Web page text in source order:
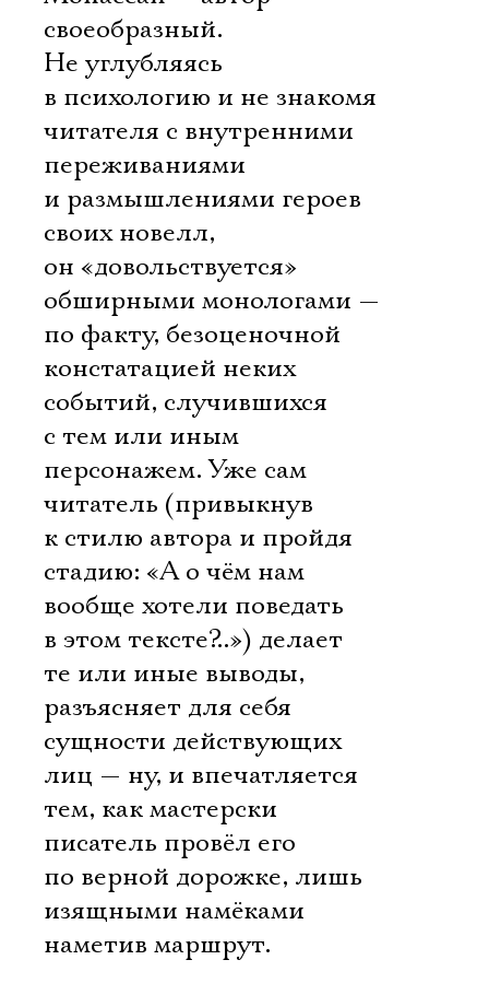
своеобразный.
Не углубляясь
в психологию и не знакомя
читателя с внутренними
переживаниями
и размышлениями героев
своих новелл,
он «довольствуется»
обширными монологами —
по факту, безоценочной
констатацией неких
событий, случившихся
с тем или иным
персонажем. Уже сам
читатель (привыкнув
к стилю автора и пройдя
стадию: «А о чём нам
вообще хотели поведать
в этом тексте?..») делает
те или иные выводы,
разъясняет для себя
сущности действующих
лиц — ну, и впечатляется
тем, как мастерски
писатель провёл его
по верной дорожке, лишь
изящными намёками
наметив маршрут.